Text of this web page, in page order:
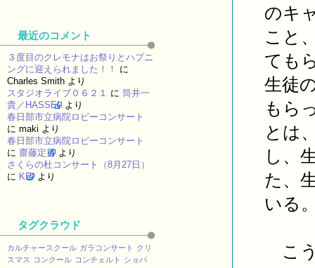
のキ
こと
ても
生徒
もら
とは
し、
た、
いる
こ
最近のコメント
３度目のクレモナはお祭りとハプニ
ングに迎えられました！！
に
Charles Smith より
スタジオライブ０６２１ に 筒井一
貴／HASSEL より
春日部市立病院ロビーコンサート
に maki より
春日部市立病院ロビーコンサート
に 齋藤定男 より
さくらの杜コンサート（8月27日）
に KEI より
タグクラウド
カルチャースクール ガラコンサート
クリ
スマス
コンクール コンチェルト
ショパ